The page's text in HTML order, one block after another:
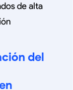
de alta
del